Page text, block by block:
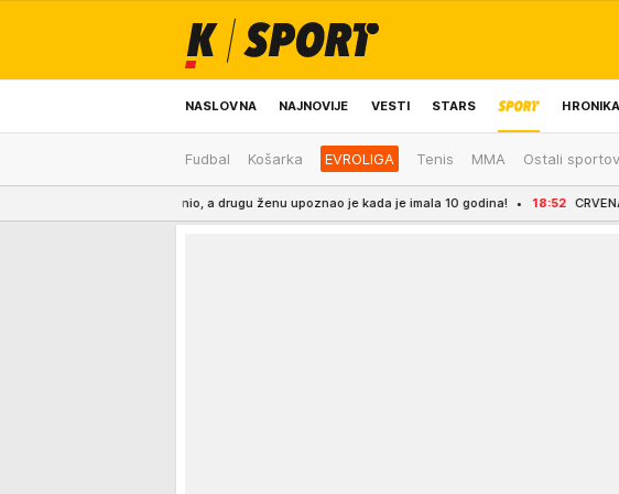
NASLOVNA NAJNOVIJE VESTI STARS HRONIKA
ODRŽIVA BUDUĆNOST REGION NEWS IZBOR UREDNIKA
Fudbal Košarka EVROLIGA Tenis MMA Ostali
se ženio, a drugu ženu upoznao je kada je imala 10 godina! 18:52 CRVENA ZVEZDA -